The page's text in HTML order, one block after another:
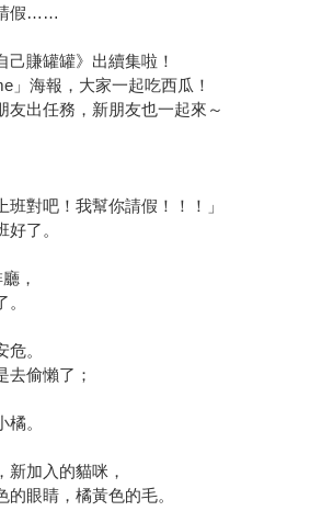
假……
賺罐罐》出續集啦！
」海報，大家一起吃西瓜！
出任務，新朋友也一起來～
對吧！我幫你請假！！！」
了。
，
。
去偷懶了；
。
新加入的貓咪，
眼睛，橘黃色的毛。